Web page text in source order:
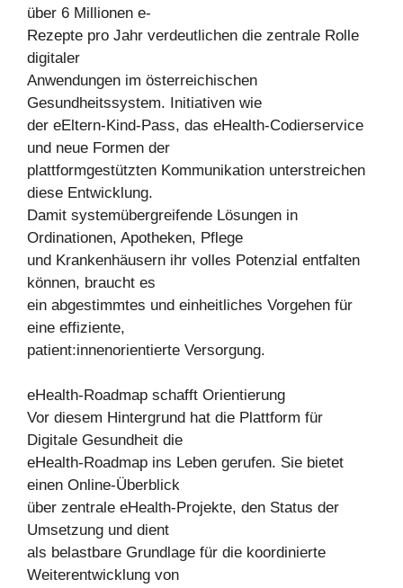
über 6 Millionen e-
Rezepte pro Jahr verdeutlichen die zentrale Rolle
digitaler
Anwendungen im österreichischen
Gesundheitssystem. Initiativen wie
der eEltern-Kind-Pass, das eHealth-Codierservice
und neue Formen der
plattformgestützten Kommunikation unterstreichen
diese Entwicklung.
Damit systemübergreifende Lösungen in
Ordinationen, Apotheken, Pflege
und Krankenhäusern ihr volles Potenzial entfalten
können, braucht es
ein abgestimmtes und einheitliches Vorgehen für
eine effiziente,
patient:innenorientierte Versorgung.
eHealth-Roadmap schafft Orientierung
Vor diesem Hintergrund hat die Plattform für
Digitale Gesundheit die
eHealth-Roadmap ins Leben gerufen. Sie bietet
einen Online-Überblick
über zentrale eHealth-Projekte, den Status der
Umsetzung und dient
als belastbare Grundlage für die koordinierte
Weiterentwicklung von